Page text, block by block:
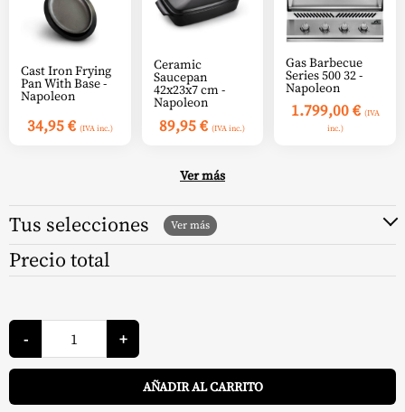
Cast Iron Frying
Pan With Base -
Napoleon
34,95€ (IVA inc.)
Ceramic
Saucepan
42x23x7 cm -
Napoleon
89,95€ (IVA inc.)
Gas Barbecue
Series 500 32 -
Napoleon
1.799,00€ (IVA
inc.)
Ver más
Tus selecciones
Precio total
-
Quemador
Gas
Serie
500
Napoleon
+
AÑADIR AL CARRITO